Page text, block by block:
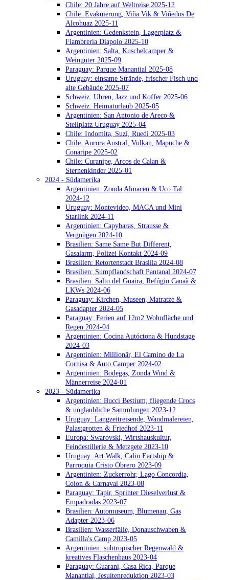
Chile: 20 Jahre auf Weltreise 2025-12
Chile: Evakuierung, Viña Vik & Viñedos De
Alcohuaz 2025-11
Argentinien: Gedenkstein, Lagerplatz &
Fiambreria Diapolo 2025-10
Argentinien: Salta, Kuschelcamper &
Weingüter 2025-09
Paraguay: Parque Manantial 2025-08
Uruguay: einsame Strände, frischer Fisch und
alte Gebäude 2025-07
Schweiz: Uhren, Jazz und Koffer 2025-06
Schweiz: Heimaturlaub 2025-05
Argentinien: San Antonio de Areco &
Stellplatz Uruguay 2025-04
Chile: Indomita, Suzi, Ruedi 2025-03
Chile: Aurora Austral, Vulkan, Mapuche &
Conaripe 2025-02
Chile: Curanipe, Arcos de Calan &
Sternenkinder 2025-01
2024 - Südamerika
Argentinien: Zonda Almacen & Uco Tal
2024-12
Uruguay: Montevideo, MACA und Mini
Starlink 2024-11
Argentinien: Capybaras, Strausse &
Vergnügen 2024-10
Brasilien: Same Same But Different,
Gasalarm, Polizei Kontakt 2024-09
Brasilien: Retortenstadt Brasilia 2024-08
Brasilien: Sumpflandschaft Pantanal 2024-07
Brasilien: Salto del Guaira, Refúgio Canaã &
LKWs 2024-06
Paraguay: Kirchen, Museen, Matratze &
Gasadapter 2024-05
Paraguay: Ferien auf 12m2 Wohnfläche und
Regen 2024-04
Argentinien: Cocina Autóctona & Hundstage
2024-03
Argentinien: Millionär, El Camino de La
Cornisa & Auto Camper 2024-02
Argentinien: Bodegas, Zonda Wind &
Männerreise 2024-01
2023 - Südamerika
Argentinien: Bucci Bestium, fliegende Crocs
& unglaubliche Sammlungen 2023-12
Uruguay: Langzeitreisende, Wandmalereien,
Palastgrotten & Friedhof 2023-11
Europa: Swarovski, Wirtshauskultur,
Feindestillerie & Metzgete 2023-10
Uruguay: Art Walk, Caliu Eartship &
Parroquia Cristo Obrero 2023-09
Argentinien: Zuckerrohr, Lago Concordia,
Colon & Carnaval 2023-08
Paraguay: Tapir, Sprinter Dieselverlust &
Empadradas 2023-07
Brasilien: Automuseum, Blumenau, Gas
Adapter 2023-06
Brasilien: Wasserfälle, Donauschwaben &
Camilla's Camp 2023-05
Argentinien: subtropischer Regenwald &
kreatives Flaschenhaus 2023-04
Paraguay: Guarani, Casa Rica, Parque
Manantial, Jesuitenreduktion 2023-03